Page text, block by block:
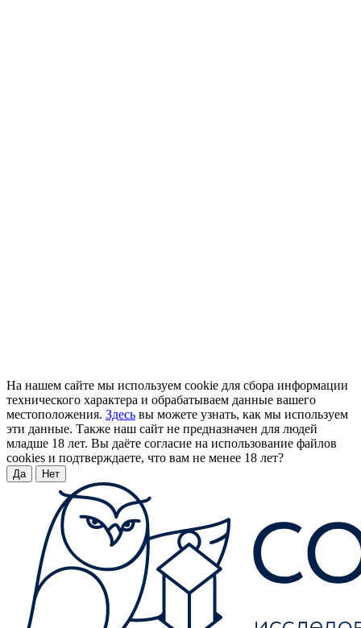
На нашем сайте мы используем cookie для сбора информации
технического характера и обрабатываем данные вашего
местоположения. Здесь вы можете узнать, как мы используем
эти данные. Также наш сайт не предназначен для людей
младше 18 лет. Вы даёте согласие на использование файлов
cookies и подтверждаете, что вам не менее 18 лет?
Да Нет